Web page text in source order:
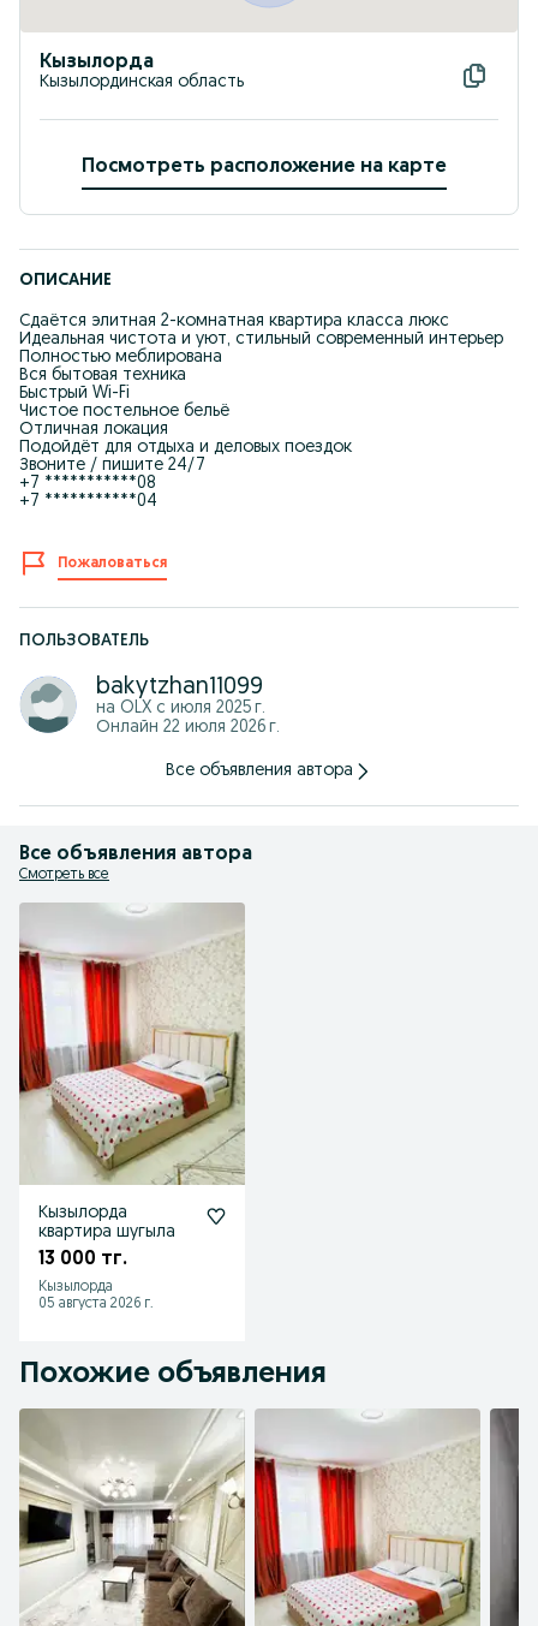
Кызылорда
Кызылординская область
Посмотреть расположение на карте
ОПИСАНИЕ
Сдаётся элитная 2-комнатная квартира класса люкс
Идеальная чистота и уют, стильный современный интерьер
Полностью меблирована
Вся бытовая техника
Быстрый Wi-Fi
Чистое постельное бельё
Отличная локация
Подойдёт для отдыха и деловых поездок
Звоните / пишите 24/7
+7 ***********08
+7 ***********04
Пожаловаться
ПОЛЬЗОВАТЕЛЬ
bakytzhan11099
на OLX с июля 2025 г.
Онлайн 22 июля 2026 г.
Все объявления автора
Все объявления автора
Смотреть все
Кызылорда
квартира шугыла
13 000 тг.
Кызылорда
05 августа 2026 г.
Похожие объявления